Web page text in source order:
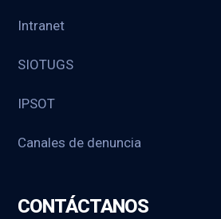
Intranet
SIOTUGS
IPSOT
Canales de denuncia
CONTÁCTANOS